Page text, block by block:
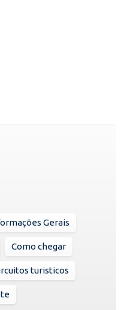
Gerais
Como chegar
turisticos